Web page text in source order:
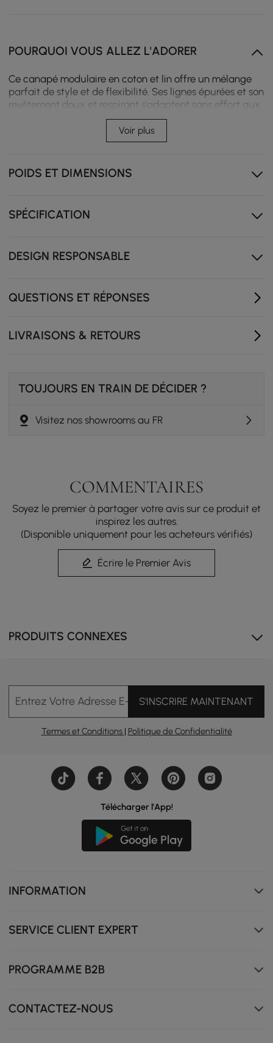
POURQUOI VOUS ALLEZ L'ADORER
Ce canapé modulaire en coton et lin offre un mélange
parfait de style et de flexibilité. Ses lignes épurées et son
revêtement doux et respirant s'adaptent sans effort aux
différents agencements de pièces. Idéal pour la vie
moderne, il vous invite à vous détendre dans un confort
personnalisable et une élégance discrète.
Tissu en coton et lin doux, respirant et écologique
La mousse compressée haute densité assure un
Sièges profonds, coussins moelleux pour un confort
total
72 heures, et un traitement rapide à la vapeur aide à
éliminer les plis restants pour un look impeccable
Adaptable, polyvalent et parfait pour les mises en page
confortable en toutes saisons. Parfait pour une mode
Voir plus
POIDS ET DIMENSIONS
SPÉCIFICATION
DESIGN RESPONSABLE
QUESTIONS ET RÉPONSES
LIVRAISONS & RETOURS
TOUJOURS EN TRAIN DE DÉCIDER ?
Visitez nos showrooms au FR
COMMENTAIRES
Soyez le premier à partager votre avis sur ce produit et
inspirez les autres.
(Disponible uniquement pour les acheteurs vérifiés)
Écrire le Premier Avis
PRODUITS CONNEXES
Entrez Votre Adresse E-mailS'INSCRIRE MAINTENANT
Termes et Conditions | Politique de Confidentialité
Télécharger l'App!
INFORMATION
SERVICE CLIENT EXPERT
PROGRAMME B2B
CONTACTEZ-NOUS